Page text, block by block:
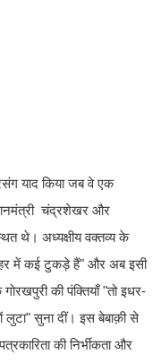
याद किया जब वे एक
चंद्रशेखर और
थे। अध्यक्षीय वक्तव्य के
में कई टुकड़े हैं" और अब इसी
की पंक्तियाँ "तो इधर-
लुटा" सुना दीं। इस बेबाक़ी से
की निर्भीकता और